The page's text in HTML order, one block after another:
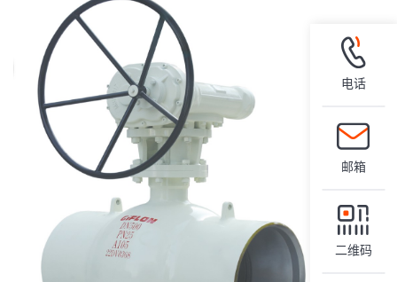
电话
邮箱
二维码